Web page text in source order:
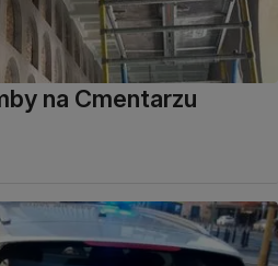
na Cmentarzu